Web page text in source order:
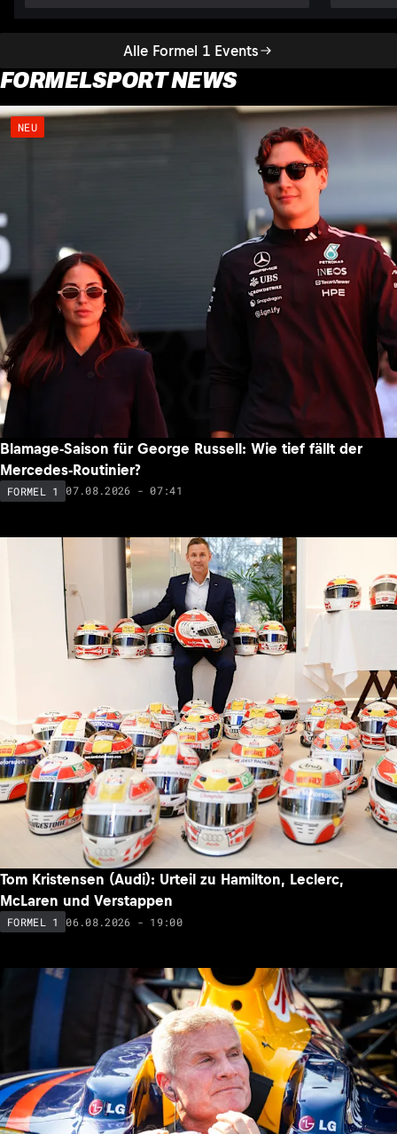
Alle Formel 1 Events
FORMELSPORT NEWS
NEU
Blamage-Saison für George Russell: Wie tief fällt der
Mercedes-Routinier?
FORMEL 1 07.08.2026 - 07:41
Tom Kristensen (Audi): Urteil zu Hamilton, Leclerc,
McLaren und Verstappen
FORMEL 1 06.08.2026 - 19:00